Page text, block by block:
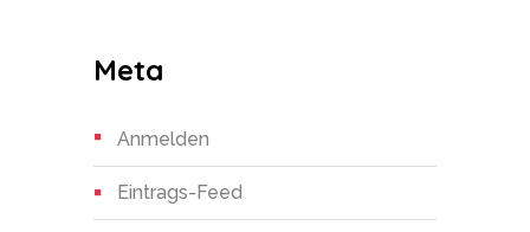
Meta
Anmelden
Eintrags-Feed